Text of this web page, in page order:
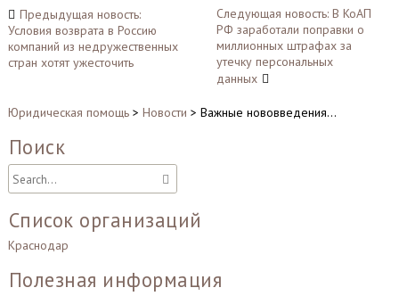
Навигация
по
записям
Предыдущая новость:
Условия возврата в Россию
компаний из недружественных
стран хотят ужесточить
Следующая новость: В КоАП
РФ заработали поправки о
миллионных штрафах за
утечку персональных
данных
Юридическая помощь> Новости > Важные нововведения…
Поиск
Список организаций
Краснодар
Полезная информация